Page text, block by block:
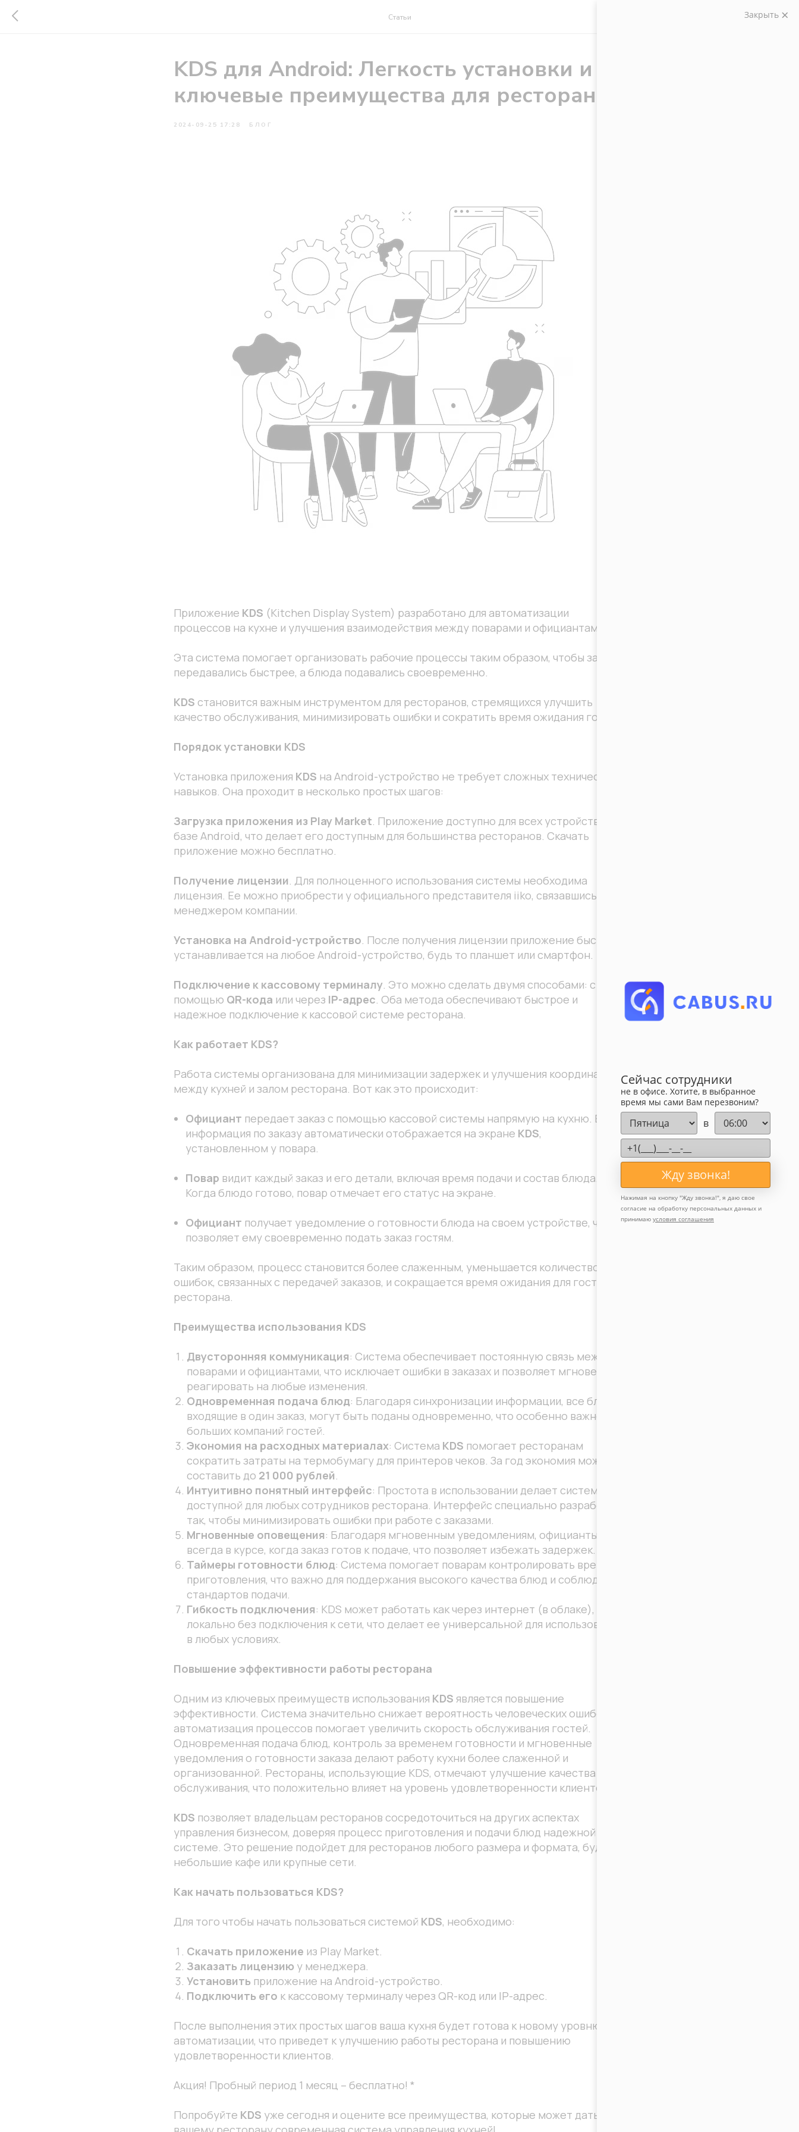
Статьи
KDS для Android: Легкость установки и
ключевые преимущества для ресторанов
2024-09-25 17:28 БЛОГ
Приложение KDS (Kitchen Display System) разработано для автоматизации
процессов на кухне и улучшения взаимодействия между поварами и официантами.
Эта система помогает организовать рабочие процессы таким образом, чтобы заказы
передавались быстрее, а блюда подавались своевременно.
KDS становится важным инструментом для ресторанов, стремящихся улучшить
качество обслуживания, минимизировать ошибки и сократить время ожидания гостей.
Порядок установки KDS
Установка приложения KDS на Android-устройство не требует сложных технических
навыков. Она проходит в несколько простых шагов:
Загрузка приложения из Play Market. Приложение доступно для всех устройств на
базе Android, что делает его доступным для большинства ресторанов. Скачать
приложение можно бесплатно.
Получение лицензии. Для полноценного использования системы необходима
лицензия. Ее можно приобрести у официального представителя iiko, связавшись с
менеджером компании.
Установка на Android-устройство. После получения лицензии приложение быстро
устанавливается на любое Android-устройство, будь то планшет или смартфон.
Подключение к кассовому терминалу. Это можно сделать двумя способами: с
помощью QR-кода или через IP-адрес. Оба метода обеспечивают быстрое и
надежное подключение к кассовой системе ресторана.
Как работает KDS?
Работа системы организована для минимизации задержек и улучшения координации
между кухней и залом ресторана. Вот как это происходит:
Официант передает заказ с помощью кассовой системы напрямую на кухню. Вся
информация по заказу автоматически отображается на экране KDS,
установленном у повара.
Повар видит каждый заказ и его детали, включая время подачи и состав блюда.
Когда блюдо готово, повар отмечает его статус на экране.
Официант получает уведомление о готовности блюда на своем устройстве, что
позволяет ему своевременно подать заказ гостям.
Таким образом, процесс становится более слаженным, уменьшается количество
ошибок, связанных с передачей заказов, и сокращается время ожидания для гостей
ресторана.
Преимущества использования KDS
Двусторонняя коммуникация: Система обеспечивает постоянную связь между
поварами и официантами, что исключает ошибки в заказах и позволяет мгновенно
реагировать на любые изменения.
Одновременная подача блюд: Благодаря синхронизации информации, все блюда,
входящие в один заказ, могут быть поданы одновременно, что особенно важно для
больших компаний гостей.
Экономия на расходных материалах: Система KDS помогает ресторанам
сократить затраты на термобумагу для принтеров чеков. За год экономия может
составить до 21 000 рублей.
Интуитивно понятный интерфейс: Простота в использовании делает систему
доступной для любых сотрудников ресторана. Интерфейс специально разработан
так, чтобы минимизировать ошибки при работе с заказами.
Мгновенные оповещения: Благодаря мгновенным уведомлениям, официанты
всегда в курсе, когда заказ готов к подаче, что позволяет избежать задержек.
Таймеры готовности блюд: Система помогает поварам контролировать время
приготовления, что важно для поддержания высокого качества блюд и соблюдения
стандартов подачи.
Гибкость подключения: KDS может работать как через интернет (в облаке), так и
локально без подключения к сети, что делает ее универсальной для использования
в любых условиях.
Повышение эффективности работы ресторана
Одним из ключевых преимуществ использования KDS является повышение
эффективности. Система значительно снижает вероятность человеческих ошибок, а
автоматизация процессов помогает увеличить скорость обслуживания гостей.
Одновременная подача блюд, контроль за временем готовности и мгновенные
уведомления о готовности заказа делают работу кухни более слаженной и
организованной. Рестораны, использующие KDS, отмечают улучшение качества
обслуживания, что положительно влияет на уровень удовлетворенности клиентов.
KDS позволяет владельцам ресторанов сосредоточиться на других аспектах
управления бизнесом, доверяя процесс приготовления и подачи блюд надежной
системе. Это решение подойдет для ресторанов любого размера и формата, будь то
небольшие кафе или крупные сети.
Как начать пользоваться KDS?
Для того чтобы начать пользоваться системой KDS, необходимо:
Скачать приложение из Play Market.
Заказать лицензию у менеджера.
Установить приложение на Android-устройство.
Подключить его к кассовому терминалу через QR-код или IP-адрес.
После выполнения этих простых шагов ваша кухня будет готова к новому уровню
автоматизации, что приведет к улучшению работы ресторана и повышению
удовлетворенности клиентов.
Акция! Пробный период 1 месяц – бесплатно! *
Попробуйте KDS уже сегодня и оцените все преимущества, которые может дать
Закрыть
Сейчас сотрудники
не в офисе. Хотите, в выбранное
время мы сами Вам перезвоним?
в
Жду звонка!
Нажимая на кнопку "Жду звонка!", я даю свое
согласие на обработку персональных данных и
принимаю условия соглашения